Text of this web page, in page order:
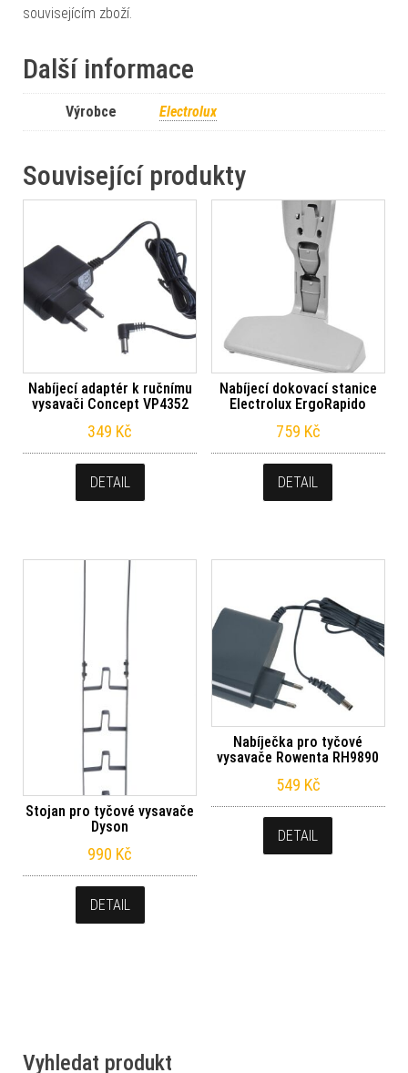
souvisejícím zboží.
Další informace
Výrobce Electrolux
Související produkty
Nabíjecí adaptér k ručnímu
vysavači Concept VP4352
349 Kč
DETAIL
Nabíjecí dokovací stanice
Electrolux ErgoRapido
759 Kč
DETAIL
Stojan pro tyčové vysavače
Dyson
990 Kč
DETAIL
Nabíječka pro tyčové
vysavače Rowenta RH9890
549 Kč
DETAIL
Vyhledat produkt